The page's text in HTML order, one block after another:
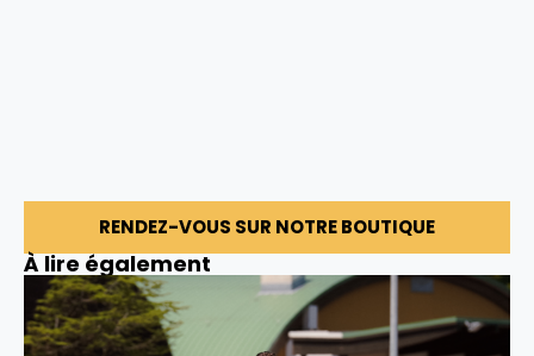
RENDEZ-VOUS SUR NOTRE BOUTIQUE
À lire également